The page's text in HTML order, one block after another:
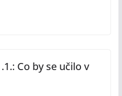
Co by se učilo v